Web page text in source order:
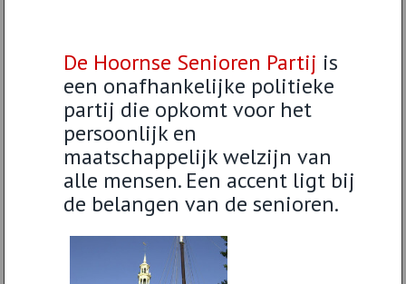
De Hoornse Senioren Partij is
een onafhankelijke politieke
partij die opkomt voor het
persoonlijk en
maatschappelijk welzijn van
alle mensen. Een accent ligt bij
de belangen van de senioren.